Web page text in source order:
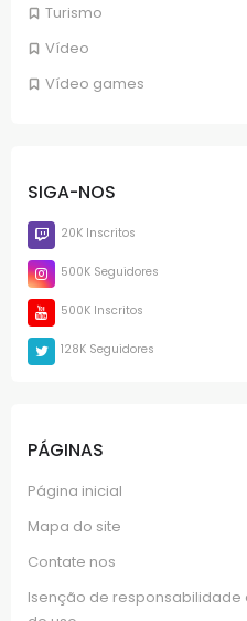
Turismo
Vídeo
Vídeo games
SIGA-NOS
20K Inscritos
500K Seguidores
500K Inscritos
128K Seguidores
PÁGINAS
Página inicial
Mapa do site
Contate nos
Isenção de